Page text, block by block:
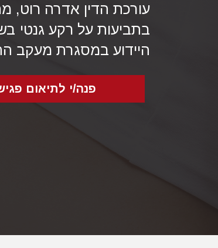
עורכת הדין אדרה רוט,
בתביעות על רקע גנטי
היידוע במסגרת מעקב
פנה/י לתיאום